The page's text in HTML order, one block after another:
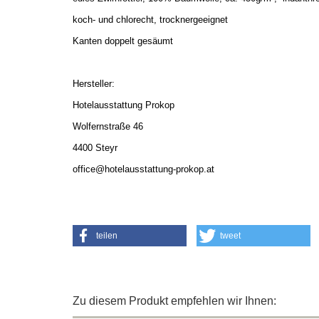
koch- und chlorecht, trocknergeeignet
Kanten doppelt gesäumt
Hersteller:
Hotelausstattung Prokop
Wolfernstraße 46
4400 Steyr
office@hotelausstattung-prokop.at
teilen tweet
Zu diesem Produkt empfehlen wir Ihnen: